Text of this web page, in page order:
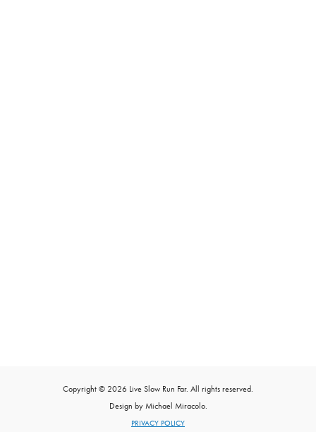
Copyright © 2026 Live Slow Run Far. All rights reserved.
Design by Michael Miracolo.
PRIVACY POLICY